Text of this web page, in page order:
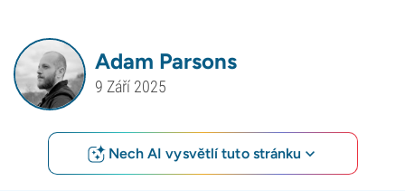
Adam Parsons
9 Září 2025
Nech AI vysvětlí tuto stránku